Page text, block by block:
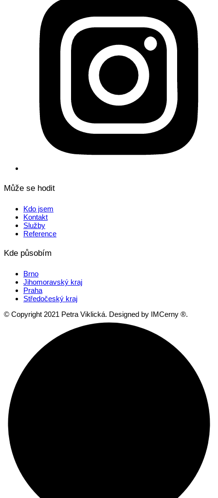
Může se hodit
Kdo jsem
Kontakt
Služby
Reference
Kde působím
Brno
Jihomoravský kraj
Praha
Středočeský kraj
© Copyright 2021 Petra Viklická. Designed by IMCerny ®.